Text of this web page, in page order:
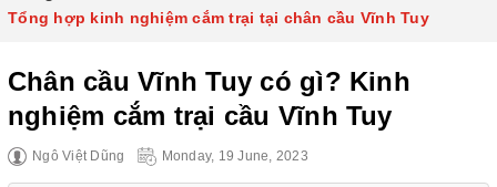
Tổng hợp kinh nghiệm cắm trại tại chân cầu Vĩnh Tuy
Chân cầu Vĩnh Tuy có gì? Kinh
nghiệm cắm trại cầu Vĩnh Tuy
Ngô Việt Dũng Monday, 19 June, 2023